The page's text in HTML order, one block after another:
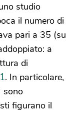
studio
il numero di
pari a 35 (su
a
di
. In particolare,
sono
figurano il